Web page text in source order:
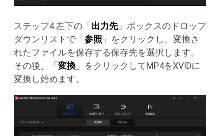
ステップ4.左下の「出力先」ボックスのドロップ
ダウンリストで「参照 」をクリックし、変換さ
れたファイルを保存する保存先を選択します。
その後、「変換 」をクリックしてMP4をXVIDに
変換し始めます。